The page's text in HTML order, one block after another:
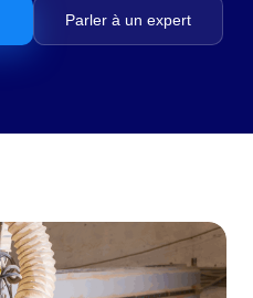
Parler à un expert